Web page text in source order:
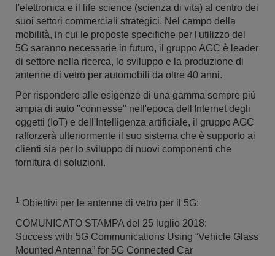
l'elettronica e il life science (scienza di vita) al centro dei
suoi settori commerciali strategici. Nel campo della
mobilità, in cui le proposte specifiche per l'utilizzo del
5G saranno necessarie in futuro, il gruppo AGC è leader
di settore nella ricerca, lo sviluppo e la produzione di
antenne di vetro per automobili da oltre 40 anni.
Per rispondere alle esigenze di una gamma sempre più
ampia di auto "connesse" nell'epoca dell'Internet degli
oggetti (IoT) e dell'Intelligenza artificiale, il gruppo AGC
rafforzerà ulteriormente il suo sistema che è supporto ai
clienti sia per lo sviluppo di nuovi componenti che
fornitura di soluzioni.
1 Obiettivi per le antenne di vetro per il 5G:
COMUNICATO STAMPA del 25 luglio 2018:
Success with 5G Communications Using “Vehicle Glass
Mounted Antenna” for 5G Connected Car